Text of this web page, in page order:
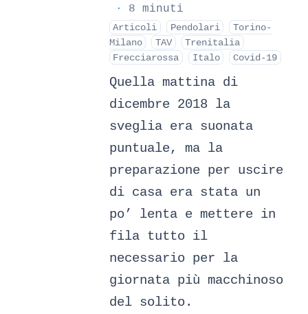
·
8 minuti
Articoli Pendolari
Torino-
Milano
TAV
Trenitalia
Frecciarossa
Italo Covid-19
Quella mattina di
dicembre 2018 la
sveglia era suonata
puntuale, ma la
preparazione per uscire
di casa era stata un
po’ lenta e mettere in
fila tutto il
necessario per la
giornata più macchinoso
del solito.